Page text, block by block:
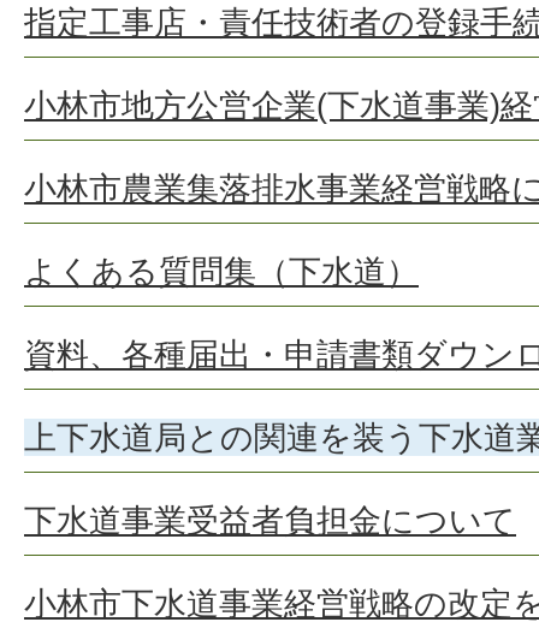
指定工事店・責任技術者の登録手
小林市地方公営企業(下水道事業)
小林市農業集落排水事業経営戦略
よくある質問集（下水道）
資料、各種届出・申請書類ダウン
上下水道局との関連を装う下水
下水道事業受益者負担金について
小林市下水道事業経営戦略の改定